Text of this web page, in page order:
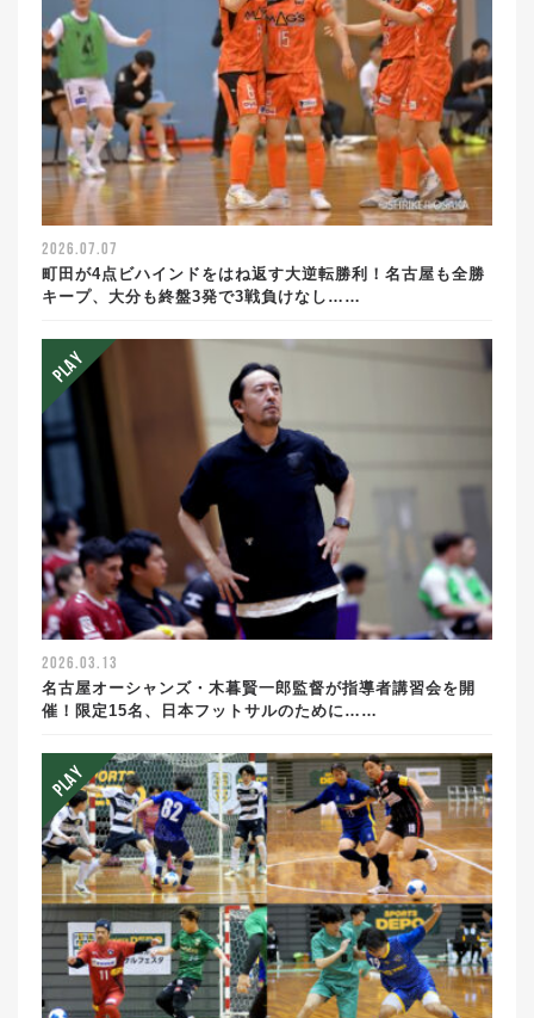
2026.07.07
町田が4点ビハインドをはね返す大逆転勝利！名古屋も全勝
キープ、大分も終盤3発で3戦負けなし……
2026.03.13
名古屋オーシャンズ・木暮賢一郎監督が指導者講習会を開
催！限定15名、日本フットサルのために……